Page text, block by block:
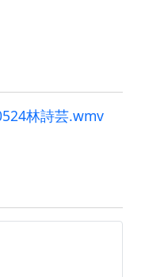
林詩芸.wmv